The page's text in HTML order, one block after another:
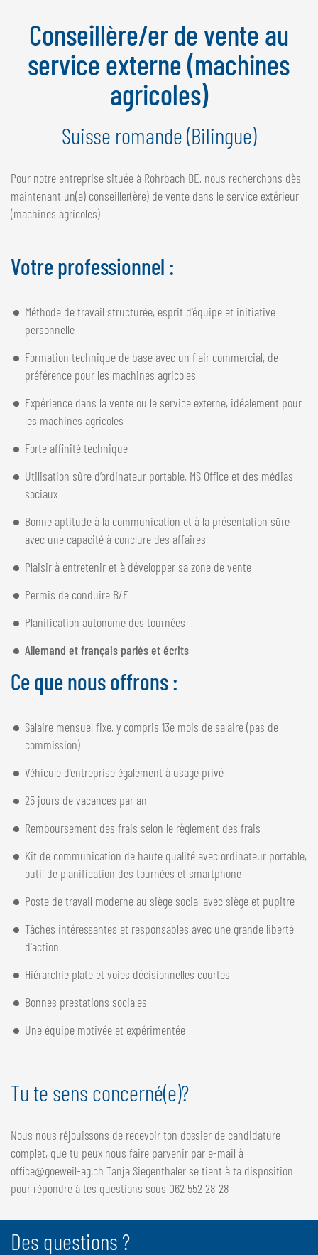
FRANÇAIS
Conseillère/er de vente au
service externe (machines
agricoles)
Suisse romande (Bilingue)
Pour notre entreprise située à Rohrbach BE, nous recherchons dès
maintenant un(e) conseiller(ère) de vente dans le service extérieur
(machines agricoles)
Votre professionnel :
Méthode de travail structurée, esprit d'équipe et initiative
personnelle
Formation technique de base avec un flair commercial, de
préférence pour les machines agricoles
Expérience dans la vente ou le service externe, idéalement pour
les machines agricoles
Forte affinité technique
Utilisation sûre d’ordinateur portable, MS Office et des médias
sociaux
Bonne aptitude à la communication et à la présentation sûre
avec une capacité à conclure des affaires
Plaisir à entretenir et à développer sa zone de vente
Permis de conduire B/E
Planification autonome des tournées
Allemand et français parlés et écrits
Ce que nous offrons :
Salaire mensuel fixe, y compris 13e mois de salaire (pas de
commission)
Véhicule d'entreprise également à usage privé
25 jours de vacances par an
Remboursement des frais selon le règlement des frais
Kit de communication de haute qualité avec ordinateur portable,
outil de planification des tournées et smartphone
Poste de travail moderne au siège social avec siège et pupitre
Tâches intéressantes et responsables avec une grande liberté
d'action
Hiérarchie plate et voies décisionnelles courtes
Bonnes prestations sociales
Une équipe motivée et expérimentée
Tu te sens concerné(e)?
Nous nous réjouissons de recevoir ton dossier de candidature
complet, que tu peux nous faire parvenir par e-mail à
office@goeweil-ag.ch Tanja Siegenthaler se tient à ta disposition
pour répondre à tes questions sous 062 552 28 28
Des questions ?